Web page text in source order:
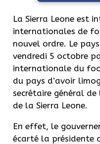
La Sierra Leone est
internationales de
nouvel ordre. Le
vendredi 5 octobre
internationale du
du pays d’avoir
secrétaire général
de la Sierra Leone.
En effet, le
écarté la présidente